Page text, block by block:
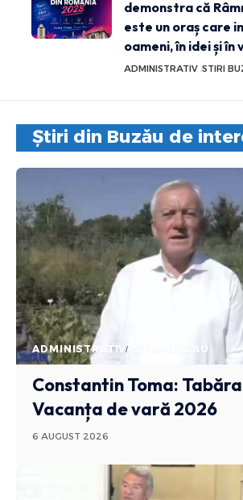
demonstra că
este un oraș care
oameni, în idei și în
ADMINISTRATIV STIRI
Știri din Buzău de
ADMINISTRATIV STIRI BUZAU
Constantin Toma:
Vacanța de vară 2026
6 AUGUST 2026